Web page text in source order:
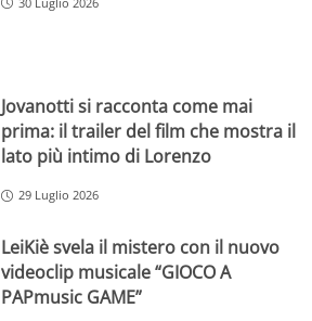
Jovanotti si racconta come mai
prima: il trailer del film che mostra il
lato più intimo di Lorenzo
29 Luglio 2026
LeiKiè svela il mistero con il nuovo
videoclip musicale “GIOCO A
PAPmusic GAME”